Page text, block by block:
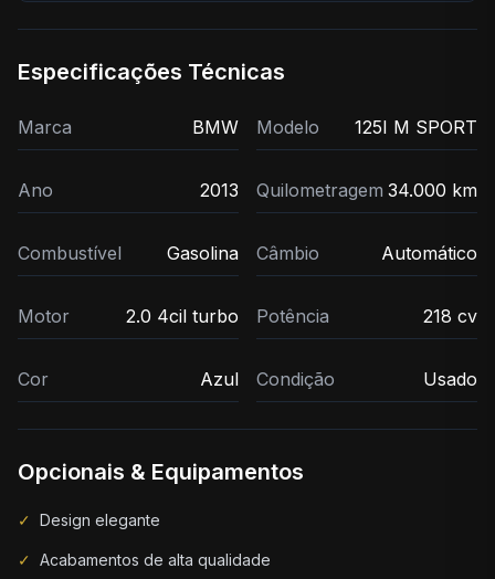
Especificações Técnicas
Marca BMW Modelo 125I M SPORT
Ano 2013 Quilometragem 34.000 km
Combustível Gasolina Câmbio Automático
Motor 2.0 4cil turbo Potência 218 cv
Cor Azul Condição Usado
Opcionais & Equipamentos
✓ Design elegante
✓ Acabamentos de alta qualidade